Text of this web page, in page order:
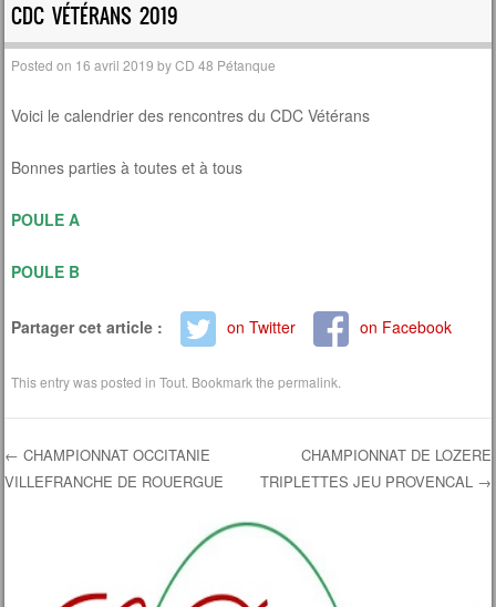
CDC VÉTÉRANS 2019
Posted on 16 avril 2019 byCD 48 Pétanque
Voici le calendrier des rencontres du CDC Vétérans
Bonnes parties à toutes et à tous
POULE A
POULE B
Partager cet article : on Twitter on Facebook
This entry was posted inTout . Bookmark thepermalink
Post navigation
← CHAMPIONNAT OCCITANIE
VILLEFRANCHE DE ROUERGUE
CHAMPIONNAT DE LOZERE
TRIPLETTES JEU PROVENCAL →